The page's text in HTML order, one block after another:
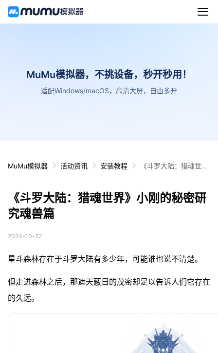
MuMu模拟器，不挑设备，秒开秒用！
适配Windows/macOS，高清大屏，自由多开
MuMu模拟器 活动资讯 安装教程
《斗罗大陆：猎魂世
《斗罗大陆：猎魂世界》小刚的秘密研
究魂兽篇
2024-10-22
星斗森林存在于斗罗大陆有多少年， 可能谁也说不清楚。
但走进森林之后， 那遮天蔽日的茂密却足以告诉人们它存在
的久远。